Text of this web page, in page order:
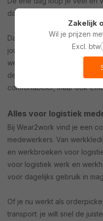
dag ben je meer bezig met
Daarom is het belangrijk
jouw werkdag. Door te
werk, voorkom je dat
de omstandigheden. Dat
comfortabeler, maar ook
Alles voor logistiek
Bij Wear2work vind je een
medewerkers. Van
en werkbroeken voor
voor logistiek werk en
voor dagelijks gebruik in
Of je nu werkt als
transport: je wilt snel de
Zakelijk
Wil je prijzen
Excl. btw